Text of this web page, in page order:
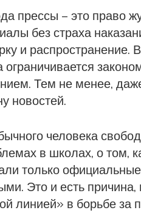
прессы – это право
без страха
и распространение.
ограничивается
Тем не менее,
новостей.
человека
в школах, о том,
только
Это и есть
линией» в борьбе за